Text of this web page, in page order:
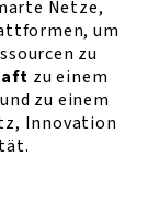
Netze,
um
zu
zu einem
zu einem
Innovation